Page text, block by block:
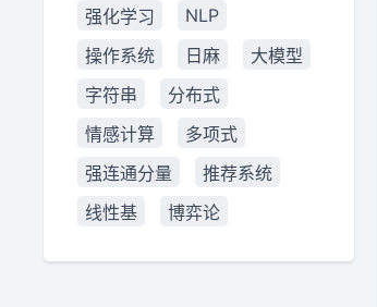
强化学习
NLP
操作系统
日麻
大模型
字符串
分布式
情感计算
多项式
强连通分量
推荐系统
线性基
博弈论